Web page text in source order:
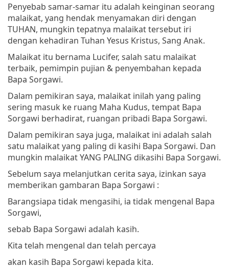
Penyebab samar-samar itu adalah keinginan seorang
malaikat, yang hendak menyamakan diri dengan
TUHAN, mungkin tepatnya malaikat tersebut iri
dengan kehadiran Tuhan Yesus Kristus, Sang Anak.
Malaikat itu bernama Lucifer, salah satu malaikat
terbaik, pemimpin pujian & penyembahan kepada
Bapa Sorgawi.
Dalam pemikiran saya, malaikat inilah yang paling
sering masuk ke ruang Maha Kudus, tempat Bapa
Sorgawi berhadirat, ruangan pribadi Bapa Sorgawi.
Dalam pemikiran saya juga, malaikat ini adalah salah
satu malaikat yang paling di kasihi Bapa Sorgawi. Dan
mungkin malaikat YANG PALING dikasihi Bapa Sorgawi.
Sebelum saya melanjutkan cerita saya, izinkan saya
memberikan gambaran Bapa Sorgawi :
Barangsiapa tidak mengasihi, ia tidak mengenal Bapa
Sorgawi,
sebab Bapa Sorgawi adalah kasih.
Kita telah mengenal dan telah percaya
akan kasih Bapa Sorgawi kepada kita.